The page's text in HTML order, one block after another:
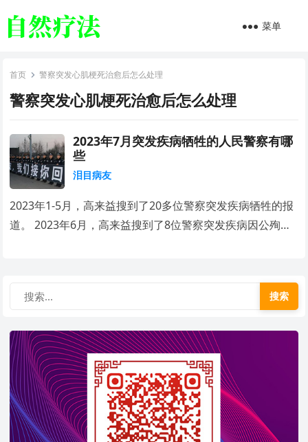
菜单
首页 警察突发心肌梗死治愈后怎么处理
警察突发心肌梗死治愈后怎么处理
2023年7月突发疾病牺牲的人民警察有哪
些
泪目病友
2023年1-5月，高来益搜到了20多位警察突发疾病牺牲的报
道。 2023年6月，高来益搜到了8位警察突发疾病因公殉…
搜索